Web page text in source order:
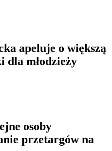
apeluje o większą
dla młodzieży
osoby
przetargów na